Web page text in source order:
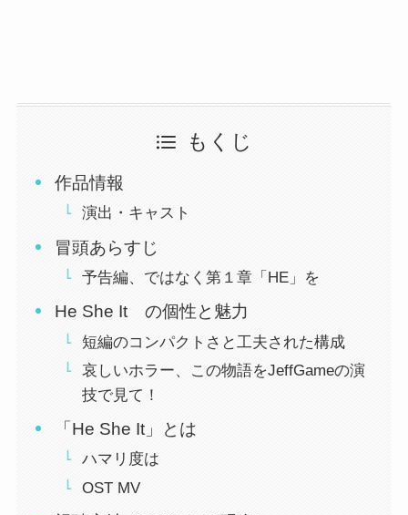
もくじ
作品情報
演出・キャスト
冒頭あらすじ
予告編、ではなく第１章「HE」を
He She It の個性と魅力
短編のコンパクトさと工夫された構成
哀しいホラー、この物語をJeffGameの演
技で見て！
「He She It」とは
ハマリ度は
OST MV